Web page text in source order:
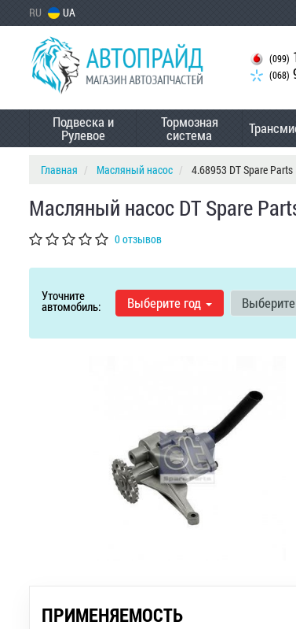
RU UA
(099)
(068)
Подвеска и
Рулевое
Тормозная
система
Главная Масляный насос 4.68953 DT Spare Parts
Масляный насос DT Spare
0 отзывов
Уточните
автомобиль: Выберите год
ПРИМЕНЯЕМОСТЬ